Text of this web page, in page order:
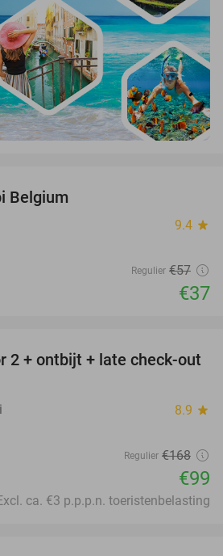
Belgium
9.4 star
Regulier €57
€37
41%
2 + ontbijt + late check-out
8.9 star
Regulier €168
€99
ca. €3 p.p.p.n. toeristenbelasting